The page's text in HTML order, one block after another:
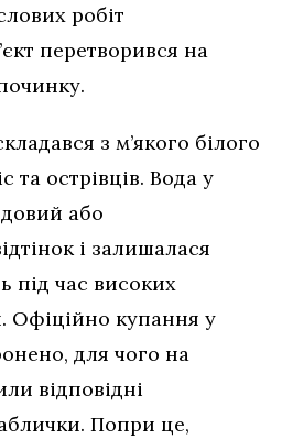
робіт
перетворився на
з м’якого білого
та острівців. Вода у
або
і залишалася
під час високих
Офіційно купання у
для чого на
відповідні
Попри це,